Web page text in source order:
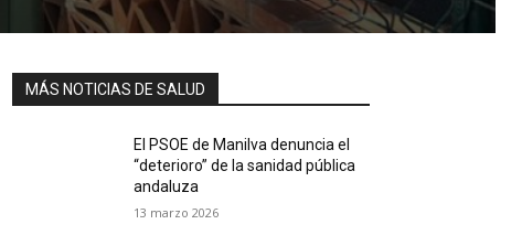
MÁS NOTICIAS DE SALUD
El PSOE de Manilva denuncia el
“deterioro” de la sanidad pública
andaluza
13 marzo 2026